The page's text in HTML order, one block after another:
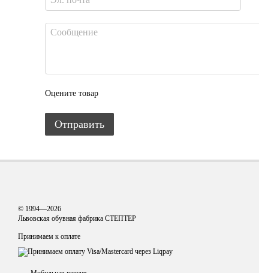
Оцените товар
Отправить
© 1994—2026
Львовская обувная фабрика СТЕПТЕР
Принимаем к оплате